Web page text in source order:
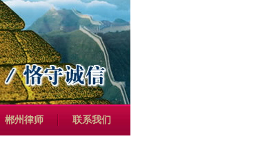
郴州律师 联系我们